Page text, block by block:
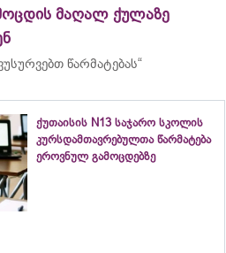
მაღალ ქულაზე
წარმატებას“
ქუთაისის N13 საჯარო სკოლის
კურსდამთავრებულთა წარმატება
ეროვნულ გამოცდებზე